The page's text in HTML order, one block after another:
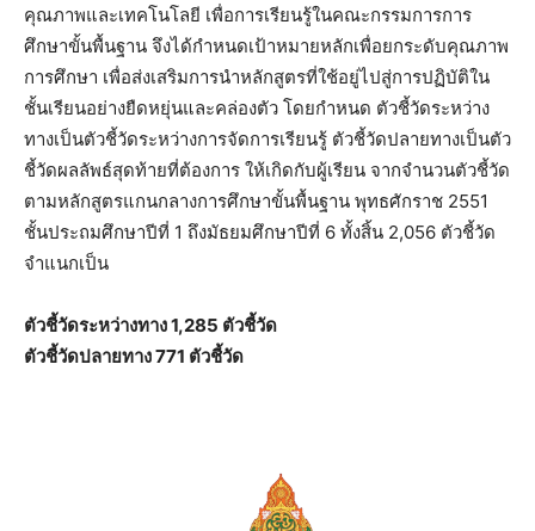
คุณภาพและเทคโนโลยี เพื่อการเรียนรู้ในคณะกรรมการการ
ศึกษาขั้นพื้นฐาน จึงได้กำหนดเป้าหมายหลักเพื่อยกระดับคุณภาพ
การศึกษา เพื่อส่งเสริมการนำหลักสูตรที่ใช้อยู่ไปสู่การปฏิบัติใน
ชั้นเรียนอย่างยืดหยุ่นและคล่องตัว โดยกำหนด ตัวชี้วัดระหว่าง
ทางเป็นตัวชี้วัดระหว่างการจัดการเรียนรู้ ตัวชี้วัดปลายทางเป็นตัว
ชี้วัดผลลัพธ์สุดท้ายที่ต้องการ ให้เกิดกับผู้เรียน จากจำนวนตัวชี้วัด
ตามหลักสูตรแกนกลางการศึกษาขั้นพื้นฐาน พุทธศักราช 2551
ชั้นประถมศึกษาปีที่ 1 ถึงมัธยมศึกษาปีที่ 6 ทั้งสิ้น 2,056 ตัวชี้วัด
จำแนกเป็น
ตัวชี้วัดระหว่างทาง 1,285 ตัวชี้วัด
ตัวชี้วัดปลายทาง 771 ตัวชี้วัด